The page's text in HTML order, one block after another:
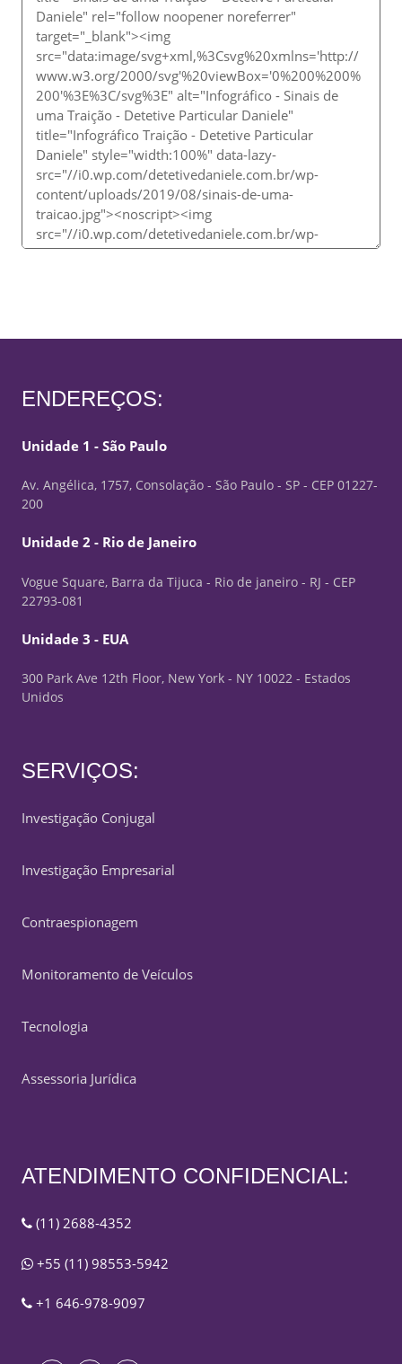
ENDEREÇOS:
Unidade 1 - São Paulo
Av. Angélica, 1757, Consolação - São Paulo - SP - CEP 01227-
200
Unidade 2 - Rio de Janeiro
Vogue Square, Barra da Tijuca - Rio de janeiro - RJ - CEP
22793-081
Unidade 3 - EUA
300 Park Ave 12th Floor, New York - NY 10022 - Estados
Unidos
SERVIÇOS:
Investigação Conjugal
Investigação Empresarial
Contraespionagem
Monitoramento de Veículos
Tecnologia
Assessoria Jurídica
ATENDIMENTO CONFIDENCIAL:
(11) 2688-4352
+55 (11) 98553-5942
+1 646-978-9097